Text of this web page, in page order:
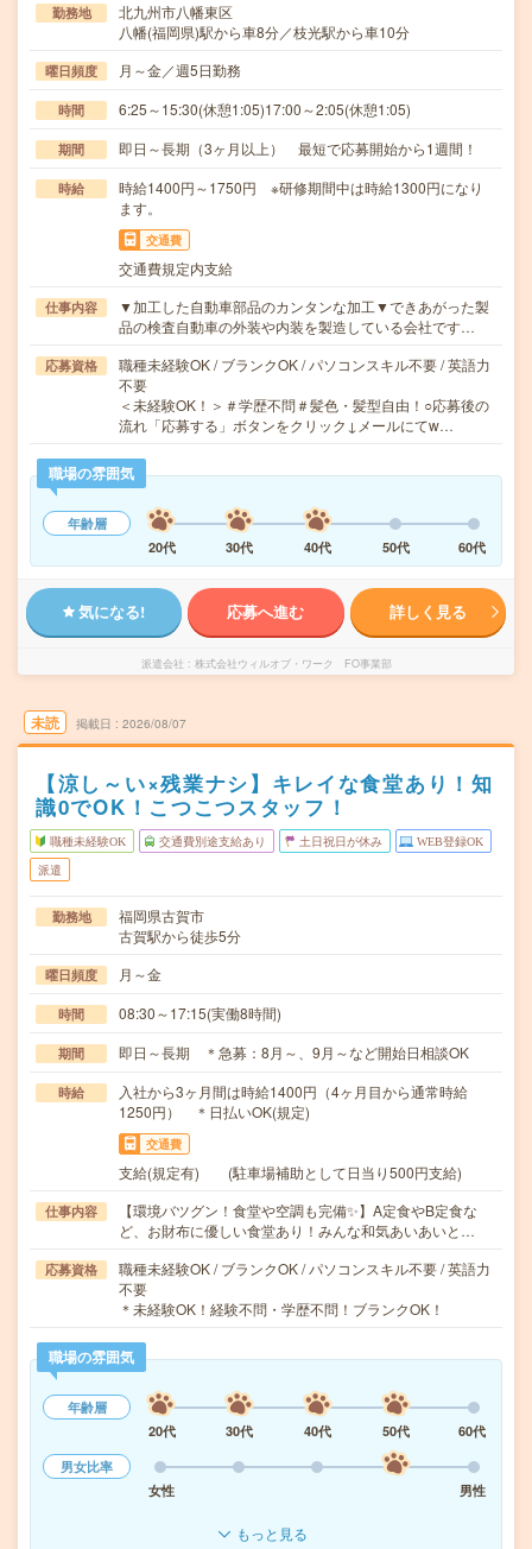
勤務地
北九州市八幡東区
八幡(福岡県)駅から車8分／枝光駅から車10分
曜日頻度 月～金／週5日勤務
時間 6:25～15:30(休憩1:05)17:00～2:05(休憩1:05)
期間 即日～長期（3ヶ月以上） 最短で応募開始から1週間！
時給
時給1400円～1750円 ※研修期間中は時給1300円になり
ます。
交通費
交通費規定内支給
仕事内容
▼加工した自動車部品のカンタンな加工▼できあがった製
品の検査自動車の外装や内装を製造している会社です…
応募資格
職種未経験OK / ブランクOK / パソコンスキル不要 / 英語力
不要
＜未経験OK！＞＃学歴不問＃髪色・髪型自由！○応募後の
流れ「応募する」ボタンをクリック↓メールにてw…
職場の雰囲気
年齢層
20代
30代 40代 50代 60代
気になる! 応募へ進む 詳しく見る
派遣会社 株式会社ウィルオブ・ワーク FO事業部
未読 掲載日 2026/08/07
【涼し～い×残業ナシ】キレイな食堂あり！知
識0でOK！こつこつスタッフ！
職種未経験OK 交通費別途支給あり 土日祝日が休み WEB登録OK
派遣
勤務地
福岡県古賀市
古賀駅から徒歩5分
曜日頻度 月～金
時間 08:30～17:15(実働8時間)
期間 即日～長期 ＊急募：8月～、9月～など開始日相談OK
時給
入社から3ヶ月間は時給1400円（4ヶ月目から通常時給
1250円） ＊日払いOK(規定)
交通費
支給(規定有) (駐車場補助として日当り500円支給)
仕事内容
【環境バツグン！食堂や空調も完備✨】A定食やB定食な
ど、お財布に優しい食堂あり！みんな和気あいあいと…
応募資格
職種未経験OK / ブランクOK / パソコンスキル不要 / 英語力
不要
＊未経験OK！経験不問・学歴不問！ブランクOK！
職場の雰囲気
年齢層
20代
30代 40代 50代
60代
男女比率
女性
男性
もっと見る